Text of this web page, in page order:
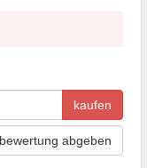
kaufen
abgeben